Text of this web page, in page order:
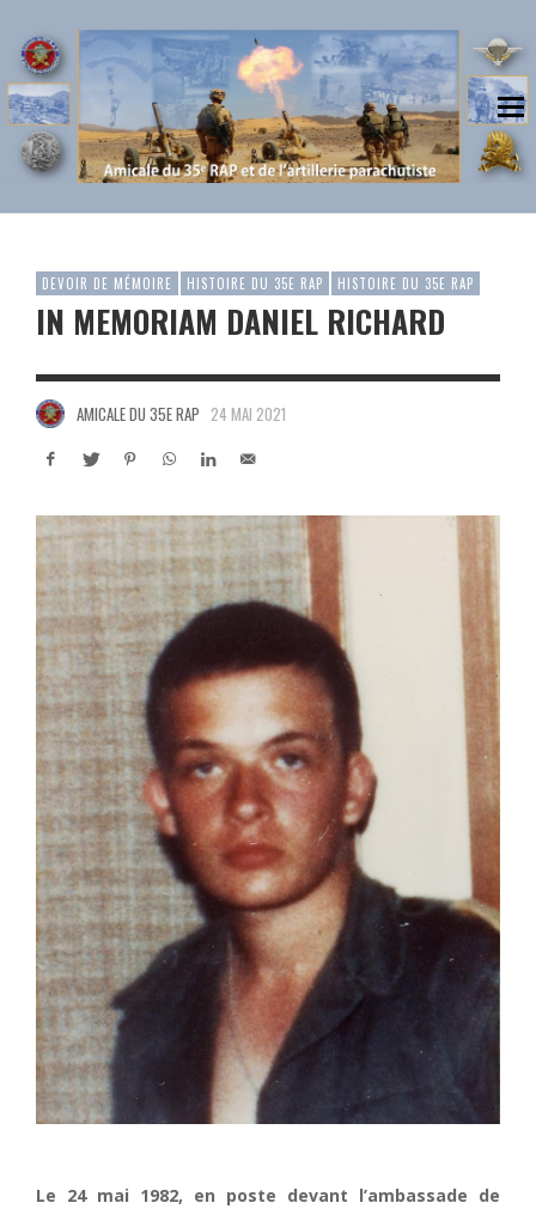
DEVOIR DE MÉMOIRE HISTOIRE DU 35E RAP HISTOIRE DU 35E RAP
IN MEMORIAM DANIEL RICHARD
AMICALE DU 35E RAP 24 MAI 2021
Le 24 mai 1982, en poste devant l’ambassade de